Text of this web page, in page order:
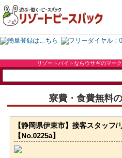
リゾートバイトならウサギのマー
寮費・食費無料
【静岡県伊東市】接客スタッフ
【No.0225a】